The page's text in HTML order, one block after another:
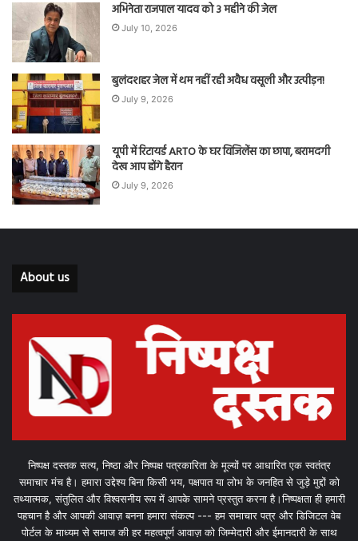
अभिनेता राजपाल यादव को 3 महीने की जेल
July 10, 2026
बुलंदशहर जेल में थम नहीं रही अवैध वसूली और उत्पीड़न!
July 9, 2026
यूपी में रिटायर्ड ARTO के घर विजिलेंस का छापा, बरामदगी
देख आप होंगे हैरान
July 9, 2026
About us
निष्पक्ष दस्तक सत्य, निष्ठा और निष्पक्ष पत्रकारिता के मूल्यों पर आधारित एक स्वतंत्र
समाचार मंच है। हमारा उद्देश्य बिना किसी भय, पक्षपात या लोभ के जनहित से जुड़े मुद्दों को
तथ्यात्मक, संतुलित और विश्वसनीय रूप में आपके सामने प्रस्तुत करना है।निष्पक्षता ही हमारी
पहचान है और आपकी आवाज़ बनना हमारा संकल्प --- हम समाचार पत्र और डिजिटल वेब
पोर्टल के माध्यम से समाज की हर महत्वपूर्ण आवाज़ को जिम्मेदारी और ईमानदारी के साथ